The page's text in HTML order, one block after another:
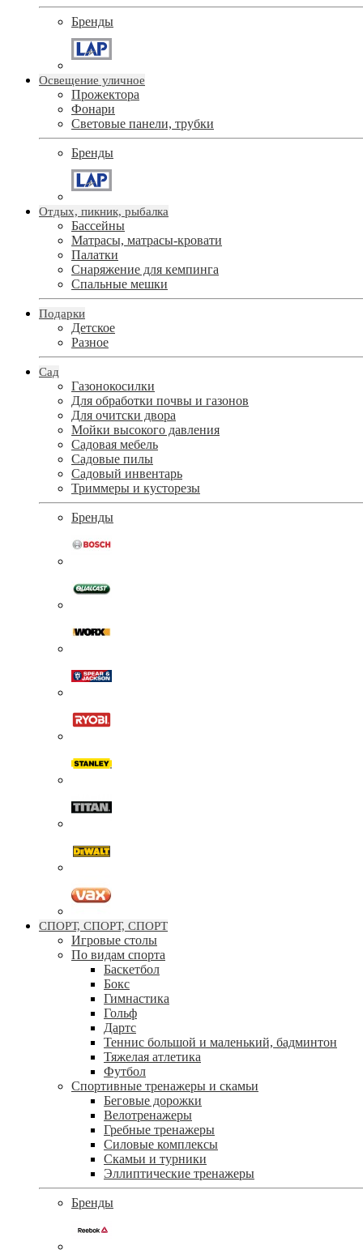
Бренды
Освещение уличное
Прожектора
Фонари
Световые панели, трубки
Бренды
Отдых, пикник, рыбалка
Бассейны
Матрасы, матрасы-кровати
Палатки
Снаряжение для кемпинга
Спальные мешки
Подарки
Детское
Разное
Сад
Газонокосилки
Для обработки почвы и газонов
Для очитски двора
Мойки высокого давления
Садовая мебель
Садовые пилы
Садовый инвентарь
Триммеры и кусторезы
Бренды
СПОРТ, СПОРТ, СПОРТ
Игровые столы
По видам спорта
Баскетбол
Бокс
Гимнастика
Гольф
Дартс
Теннис большой и маленький, бадминтон
Тяжелая атлетика
Футбол
Спортивные тренажеры и скамьи
Беговые дорожки
Велотренажеры
Гребные тренажеры
Силовые комплексы
Скамьи и турники
Эллиптические тренажеры
Бренды